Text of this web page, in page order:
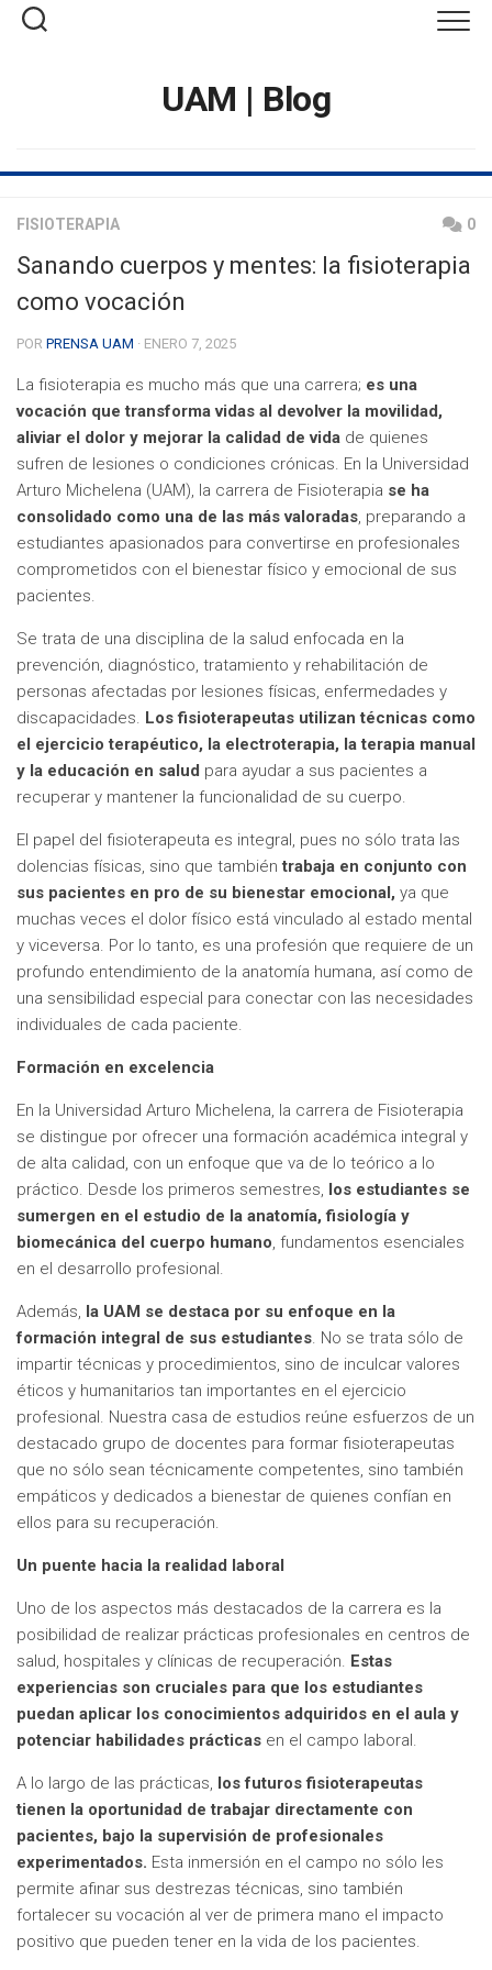
Saltar
UAM | Blog
FISIOTERAPIA 0
Sanando cuerpos y mentes: la fisioterapia
como vocación
POR PRENSA UAM · ENERO 7, 2025
La fisioterapia es mucho más que una carrera; es una
vocación que transforma vidas al devolver la movilidad,
aliviar el dolor y mejorar la calidad de vida de quienes
sufren de lesiones o condiciones crónicas. En la Universidad
Arturo Michelena (UAM), la carrera de Fisioterapia se ha
consolidado como una de las más valoradas, preparando a
estudiantes apasionados para convertirse en profesionales
comprometidos con el bienestar físico y emocional de sus
pacientes.
Se trata de una disciplina de la salud enfocada en la
prevención, diagnóstico, tratamiento y rehabilitación de
personas afectadas por lesiones físicas, enfermedades y
discapacidades. Los fisioterapeutas utilizan técnicas como
el ejercicio terapéutico, la electroterapia, la terapia manual
y la educación en salud para ayudar a sus pacientes a
recuperar y mantener la funcionalidad de su cuerpo.
El papel del fisioterapeuta es integral, pues no sólo trata las
dolencias físicas, sino que tambiéntrabaja en conjunto con
sus pacientes en pro de su bienestar emocional, ya que
muchas veces el dolor físico está vinculado al estado mental
y viceversa. Por lo tanto, es una profesión que requiere de un
profundo entendimiento de la anatomía humana, así como de
una sensibilidad especial para conectar con las necesidades
individuales de cada paciente.
Formación en excelencia
En la Universidad Arturo Michelena, la carrera de Fisioterapia
se distingue por ofrecer una formación académica integral y
de alta calidad, con un enfoque que va de lo teórico a lo
práctico. Desde los primeros semestres, los estudiantes se
sumergen en el estudio de la anatomía, fisiología y
biomecánica del cuerpo humano, fundamentos esenciales
en el desarrollo profesional.
Además, la UAM se destaca por su enfoque en la
formación integral de sus estudiantes. No se trata sólo de
impartir técnicas y procedimientos, sino de inculcar valores
éticos y humanitarios tan importantes en el ejercicio
profesional. Nuestra casa de estudios reúne esfuerzos de un
destacado grupo de docentes para formar fisioterapeutas
que no sólo sean técnicamente competentes, sino también
empáticos y dedicados a bienestar de quienes confían en
ellos para su recuperación.
Un puente hacia la realidad laboral
Uno de los aspectos más destacados de la carrera es la
posibilidad de realizar prácticas profesionales en centros de
salud, hospitales y clínicas de recuperación. Estas
experiencias son cruciales para que los estudiantes
puedan aplicar los conocimientos adquiridos en el aula y
potenciar habilidades prácticas en el campo laboral.
A lo largo de las prácticas, los futuros fisioterapeutas
tienen la oportunidad de trabajar directamente con
pacientes, bajo la supervisión de profesionales
experimentados. Esta inmersión en el campo no sólo les
permite afinar sus destrezas técnicas, sino también
fortalecer su vocación al ver de primera mano el impacto
positivo que pueden tener en la vida de los pacientes.